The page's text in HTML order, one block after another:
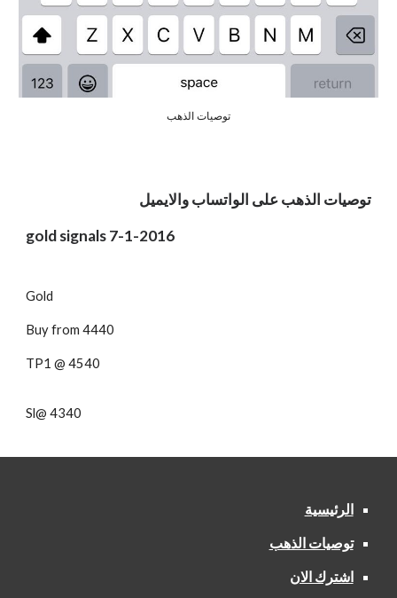
توصيات الذهب
توصيات الذهب على الواتساب والايميل
gold signals7-1-2016
Gold
Buy from 4440
TP1 @ 4540
Sl@ 4340
الرئيسية
توصيات الذهب
اشترك الان